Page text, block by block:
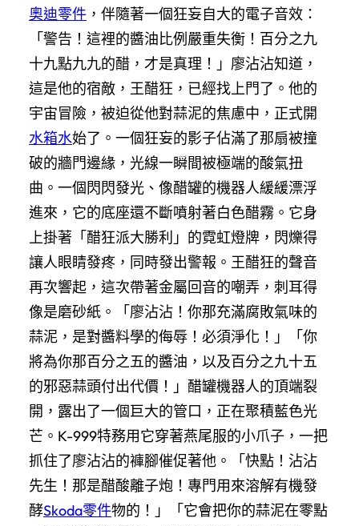
奧迪零件 ，伴隨著一個狂妄自大的電子音效：
「警告！這裡的醬油比例嚴重失衡！百分之九
十九點九九的醋，才是真理！」廖沾沾知道，
這是他的宿敵，王醋狂，已經找上門了。他的
宇宙冒險，被迫從他對蒜泥的焦慮中，正式開
水箱水始了。一個狂妄的影子佔滿了那扇被撞
破的牆門邊緣，光線一瞬間被極端的酸氣扭
曲。一個閃閃發光、像醋罐的機器人緩緩漂浮
進來，它的底座還不斷噴射著白色醋霧。它身
上掛著「醋狂派大勝利」的霓虹燈牌，閃爍得
讓人眼睛發疼，同時發出警報。王醋狂的聲音
再次響起，這次帶著金屬回音的嘲弄，刺耳得
像是磨砂紙。「廖沾沾！你那充滿腐敗氣味的
蒜泥，是對醬料學的侮辱！必須淨化！」「你
將為你那百分之五的醬油，以及百分之九十五
的邪惡蒜頭付出代價！」醋罐機器人的頂端裂
開，露出了一個巨大的管口，正在聚積藍色光
芒。K-999特務用它穿著燕尾服的小爪子，一把
抓住了廖沾沾的褲腳催促著他。「快點！沾沾
先生！那是醋酸離子炮！專門用來溶解有機發
酵Skoda零件物的！」「它會把你的蒜泥在零點